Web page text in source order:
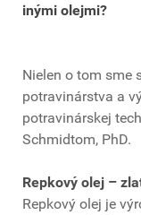
inými olejmi?
Nielen o tom sme
potravinárstva a
potravinárskej
Schmidtom, PhD.
Repkový olej –
Repkový olej je